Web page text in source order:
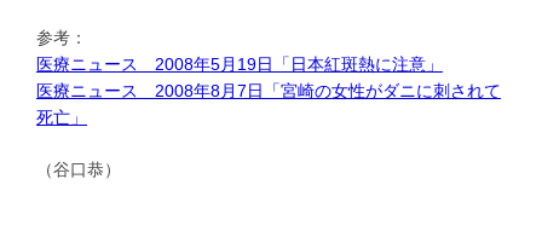
参考：
医療ニュース 2008年5月19日「日本紅斑熱に注意」
医療ニュース 2008年8月7日「宮崎の女性がダニに刺されて
死亡」
（谷口恭）